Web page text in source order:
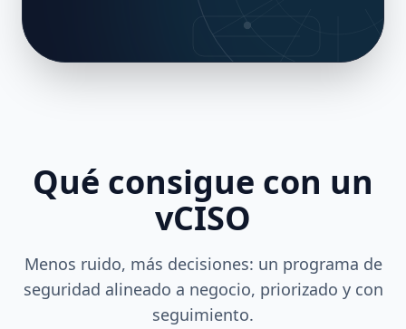
Qué consigue con un
vCISO
Menos ruido, más decisiones: un programa de
seguridad alineado a negocio, priorizado y con
seguimiento.